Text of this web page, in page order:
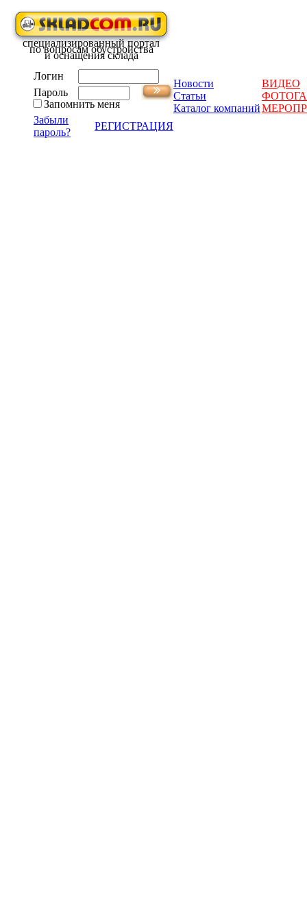
специализированный портал
по вопросам обустройства
и оснащения склада
Логин
Пароль
Запомнить меня
Забыли
пароль?
РЕГИСТРАЦИЯ
Новости
ВИДЕО
Статьи
Каталог компаний